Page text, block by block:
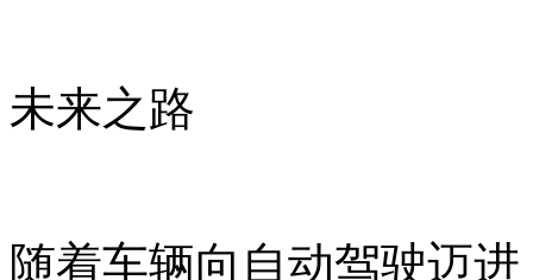
未来之路
随着车辆向自动驾驶迈